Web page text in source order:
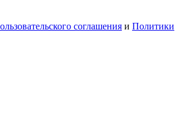
соглашения и Политики